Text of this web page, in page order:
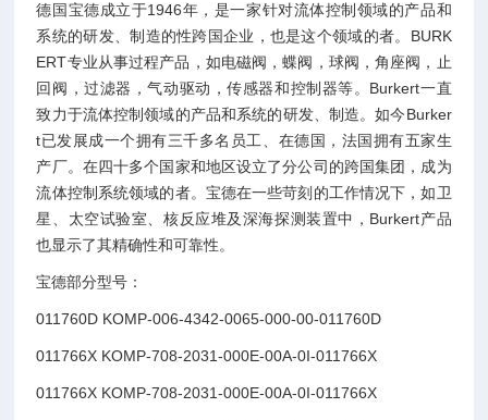
德国宝德成立于1946年，是一家针对流体控制领域的产品和
系统的研发、制造的性跨国企业，也是这个领域的者。BURK
ERT专业从事过程产品，如电磁阀，蝶阀，球阀，角座阀，止
回阀，过滤器，气动驱动，传感器和控制器等。Burkert一直
致力于流体控制领域的产品和系统的研发、制造。如今Burker
t已发展成一个拥有三千多名员工、在德国，法国拥有五家生
产厂。在四十多个国家和地区设立了分公司的跨国集团，成为
流体控制系统领域的者。宝德在一些苛刻的工作情况下，如卫
星、太空试验室、核反应堆及深海探测装置中，Burkert产品
也显示了其精确性和可靠性。
宝德部分型号：
011760D KOMP-006-4342-0065-000-00-011760D
011766X KOMP-708-2031-000E-00A-0I-011766X
011766X KOMP-708-2031-000E-00A-0I-011766X